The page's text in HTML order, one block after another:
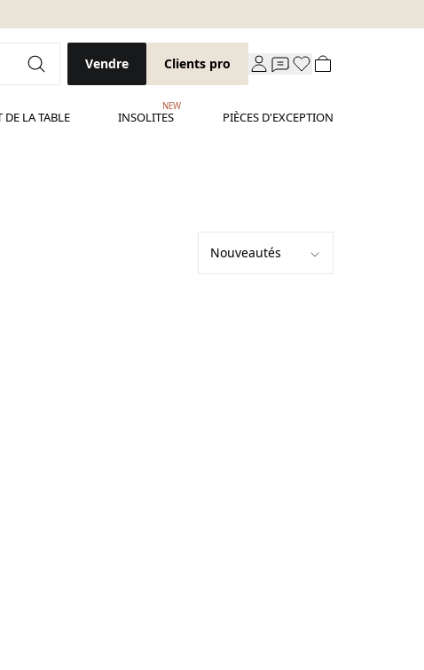
Vendre Clients pro
DE LA TABLE INSOLITES
NEW
PIÈCES D'EXCEPTION